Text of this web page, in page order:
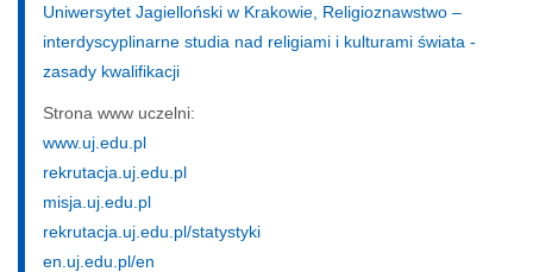
Uniwersytet Jagielloński w Krakowie, Religioznawstwo –
interdyscyplinarne studia nad religiami i kulturami świata -
zasady kwalifikacji
Strona www uczelni:
www.uj.edu.pl
rekrutacja.uj.edu.pl
misja.uj.edu.pl
rekrutacja.uj.edu.pl/statystyki
en.uj.edu.pl/en